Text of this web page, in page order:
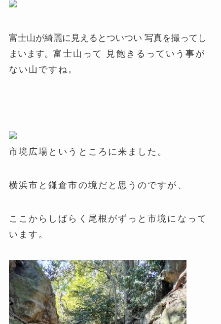
富士山が綺麗に見えるとついつい 写真を撮ってし
まいます。 富士山って 見飽きるっていう事が
ない山ですね。
市境広場というところに来ました。
横浜市と鎌倉市の境だと思うのですが、
ここからしばらく尾根がずっと市境になって
います。